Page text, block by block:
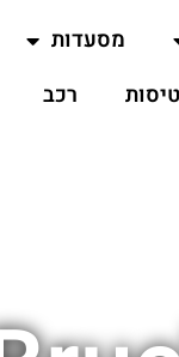
מסעדות
טיסות רכב